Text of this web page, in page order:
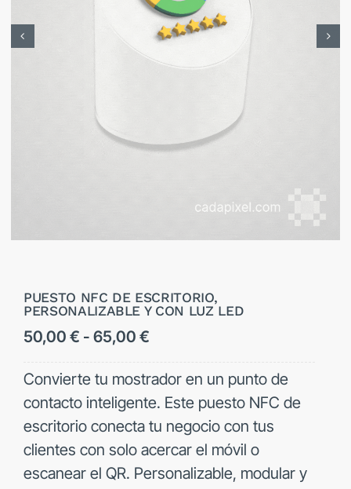
CONTACTO / DEMO
CADA PIXEL STUDIO
PUESTO NFC DE ESCRITORIO,
PERSONALIZABLE Y CON LUZ LED
50,00 € - 65,00 €Rango
precios:
desde
50,00 €
hasta
65,00 €
Convierte tu mostrador en un punto de
contacto inteligente. Este puesto NFC de
escritorio conecta tu negocio con tus
clientes con solo acercar el móvil o
escanear el QR. Personalizable, modular y